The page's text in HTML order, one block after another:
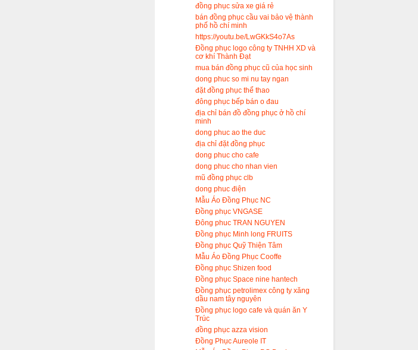
đồng phục sửa xe giá rẻ
bán đồng phục cầu vai bảo vệ thành
phố hồ chí minh
https://youtu.be/LwGKkS4o7As
Đồng phục logo công ty TNHH XD và
cơ khí Thành Đạt
mua bán đồng phục cũ của học sinh
dong phuc so mi nu tay ngan
đặt đồng phục thể thao
đông phục bếp bán o đau
địa chỉ bán đồ đồng phục ở hồ chí
minh
dong phuc ao the duc
địa chỉ đặt đồng phục
dong phuc cho cafe
dong phuc cho nhan vien
mũ đồng phục clb
dong phuc điện
Mẫu Áo Đồng Phục NC
Đồng phục VNGASE
Đông phuc TRAN NGUYEN
Đồng phục Minh long FRUITS
Đồng phục Quỹ Thiện Tâm
Mẫu Áo Đồng Phục Cooffe
Đồng phục Shizen food
Đồng phục Space nine hantech
Đồng phục petrolimex công ty xăng
dầu nam tây nguyên
Đồng phục logo cafe và quán ăn Y
Trúc
đồng phục azza vision
Đồng Phục Aureole IT